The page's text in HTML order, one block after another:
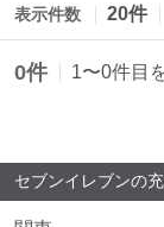
急速充電器
EV充電エ
表示件数 20件
0件 1〜0件目
セブンイレブンの